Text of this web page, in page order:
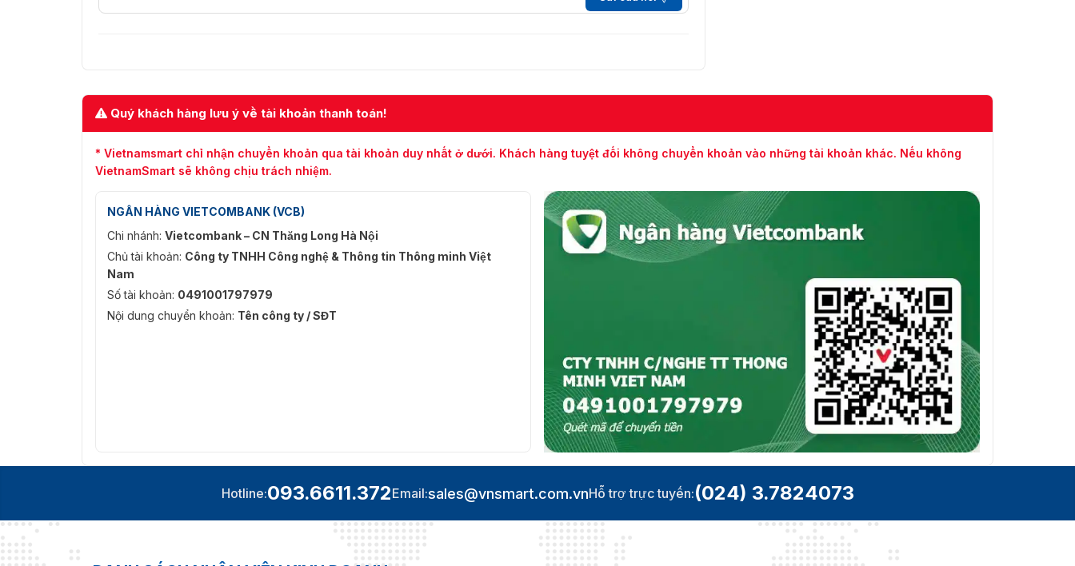
Quý khách hàng lưu ý về tài khoản thanh toán!
* Vietnamsmart chỉ nhận chuyển khoản qua tài khoản duy nhất ở dưới. Khách hàng tuyệt đối không chuyển khoản vào những tài khoản khác. Nếu không
VietnamSmart sẽ không chịu trách nhiệm.
NGÂN HÀNG VIETCOMBANK (VCB)
Chi nhánh: Vietcombank – CN Thăng Long Hà Nội
Chủ tài khoản: Công ty TNHH Công nghệ & Thông tin Thông minh Việt
Nam
Số tài khoản: 0491001797979
Nội dung chuyển khoản: Tên công ty / SĐT
Hotline:093.6611.372Email:sales@vnsmart.com.vnHỗ trợ trực tuyến:(024) 3.7824073